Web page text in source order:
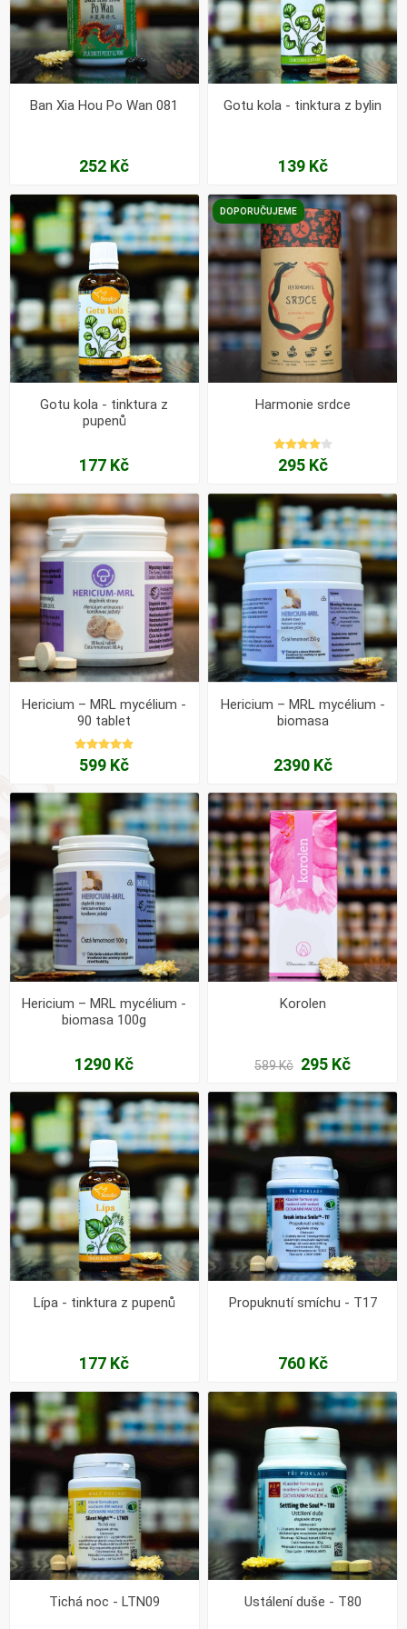
Ban Xia Hou Po Wan 081
252 Kč
Gotu kola - tinktura z bylin
139 Kč
Gotu kola - tinktura z
pupenů
177 Kč
DOPORUČUJEME
Harmonie srdce
295 Kč
Hericium – MRL mycélium -
90 tablet
599 Kč
Hericium – MRL mycélium -
biomasa
2390 Kč
Hericium – MRL mycélium -
biomasa 100g
1290 Kč
Korolen
589 Kč 295 Kč
Lípa - tinktura z pupenů
177 Kč
Propuknutí smíchu - T17
760 Kč
Tichá noc - LTN09 Ustálení duše - T80